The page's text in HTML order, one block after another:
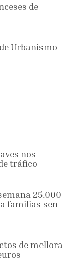
de
Urbanismo
nos
tráfico
25.000
familias sen
de mellora